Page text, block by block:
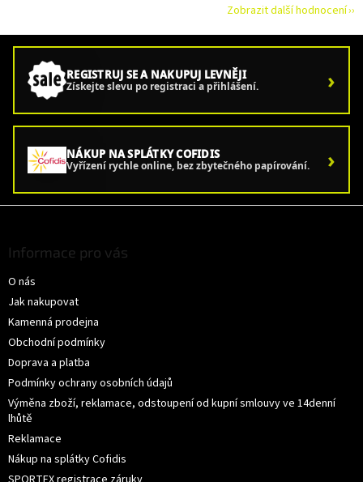
Zobrazit další hodnocení
REGISTRUJ SE A NAKUPUJ LEVNĚJI
Získejte slevu po registraci a přihlášení. ›
NÁKUP NA SPLÁTKY COFIDIS
Vyřízení rychle online, bez zbytečného papírování. ›
Informace pro vás
O nás
Jak nakupovat
Kamenná prodejna
Obchodní podmínky
Doprava a platba
Podmínky ochrany osobních údajů
Výměna zboží, reklamace, odstoupení od kupní smlouvy ve 14denní
lhůtě
Reklamace
Nákup na splátky Cofidis